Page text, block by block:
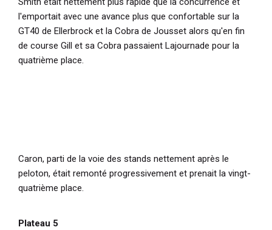
l'emportait avec une avance plus que confortable sur la
GT40 de Ellerbrock et la Cobra de Jousset alors qu'en fin
de course Gill et sa Cobra passaient Lajournade pour la
quatrième place.
Caron, parti de la voie des stands nettement après le
peloton, était remonté progressivement et prenait la vingt-
quatrième place.
Plateau 5